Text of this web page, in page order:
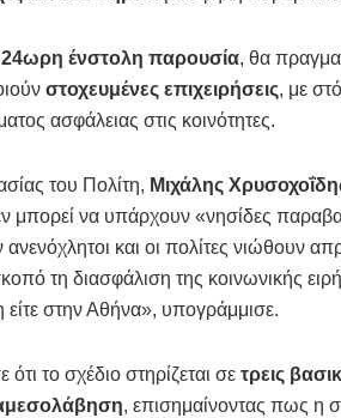
24ωρη ένστολη παρουσία, θα
στοχευμένες επιχειρήσεις, με
ασφάλειας στις κοινότητες.
του Πολίτη, Μιχάλης
μπορεί να υπάρχουν «νησίδες
και οι πολίτες νιώθουν
τη διασφάλιση της κοινωνικής
είτε στην Αθήνα», υπογράμμισε.
το σχέδιο στηρίζεται σε τρεις
, επισημαίνοντας πως η